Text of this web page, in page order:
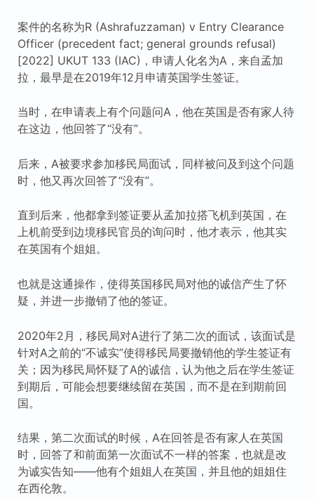
案件的名称为R (Ashrafuzzaman) v Entry Clearance
Officer (precedent fact; general grounds refusal)
[2022] UKUT 133 (IAC)，申请人化名为A，来自孟加
拉，最早是在2019年12月申请英国学生签证。
当时，在申请表上有个问题问A，他在英国是否有家人待
在这边，他回答了“没有”。
后来，A被要求参加移民局面试，同样被问及到这个问题
时，他又再次回答了“没有”。
直到后来，他都拿到签证要从孟加拉搭飞机到英国，在
上机前受到边境移民官员的询问时，他才表示，他其实
在英国有个姐姐。
也就是这通操作，使得英国移民局对他的诚信产生了怀
疑，并进一步撤销了他的签证。
2020年2月，移民局对A进行了第二次的面试，该面试是
针对A之前的“不诚实”使得移民局要撤销他的学生签证有
关；因为移民局怀疑了A的诚信，认为他之后在学生签证
到期后，可能会想要继续留在英国，而不是在到期前回
国。
结果，第二次面试的时候，A在回答是否有家人在英国
时，回答了和前面第一次面试不一样的答案，也就是改
为诚实告知——他有个姐姐人在英国，并且他的姐姐住
在西伦敦。